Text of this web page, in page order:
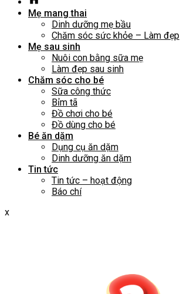
Mẹ mang thai
Dinh dưỡng mẹ bầu
Chăm sóc sức khỏe – Làm đẹp
Mẹ sau sinh
Nuôi con bằng sữa mẹ
Làm đẹp sau sinh
Chăm sóc cho bé
Sữa công thức
Bỉm tã
Đồ chơi cho bé
Đồ dùng cho bé
Bé ăn dặm
Dụng cụ ăn dặm
Dinh dưỡng ăn dặm
Tin tức
Tin tức – hoạt động
Báo chí
x